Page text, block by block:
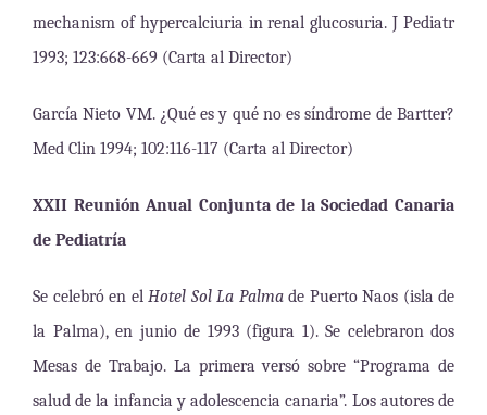
mechanism of hypercalciuria in renal glucosuria.J Pediatr
1993; 123:668-669 (Carta al Director)
García Nieto VM. ¿Qué es y qué no es síndrome de Bartter?
Med Clin 1994; 102:116-117 (Carta al Director)
XXII Reunión Anual Conjunta de la Sociedad Canaria
de Pediatría
Se celebró en el Hotel Sol La Palmade Puerto Naos (isla de
la Palma), en junio de 1993 (figura 1). Se celebraron dos
Mesas de Trabajo. La primera versó sobre “Programa de
salud de la infancia y adolescencia canaria”. Los autores de